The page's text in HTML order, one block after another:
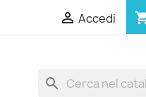
 Accedi
search